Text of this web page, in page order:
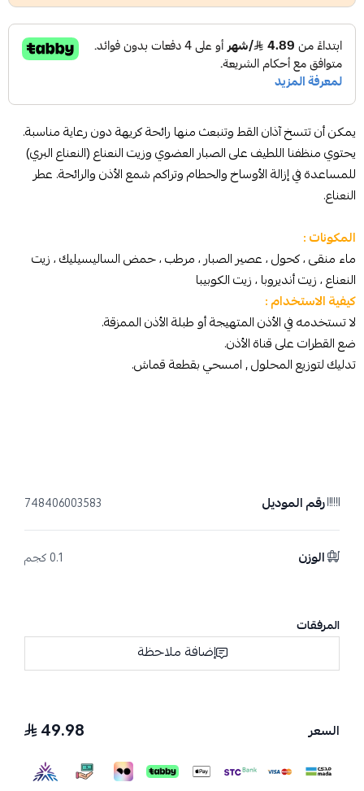
يمكن أن تتسخ آذان القط وتنبعث منها رائحة كريهة دون رعاية مناسبة.
يحتوي منظفنا اللطيف على الصبار العضوي وزيت النعناع (النعناع البري)
للمساعدة في إزالة الأوساخ والحطام وتراكم شمع الأذن والرائحة. عطر
النعناع.
المكونات :
ماء منقى ، كحول ، عصير الصبار ، مرطب ، حمض الساليسيليك ، زيت
النعناع ، زيت أنديروبا ، زيت الكوبيبا
كيفية الاستخدام :
لا تستخدمه في الأذن المتهيجة أو طبلة الأذن الممزقة.
ضع القطرات على قناة الأذن.
تدليك لتوزيع المحلول , امسحي بقطعة قماش.
رقم الموديل 748406003583
الوزن 0.1 كجم
المرفقات
إضافة ملاحظة
السعر 49.98